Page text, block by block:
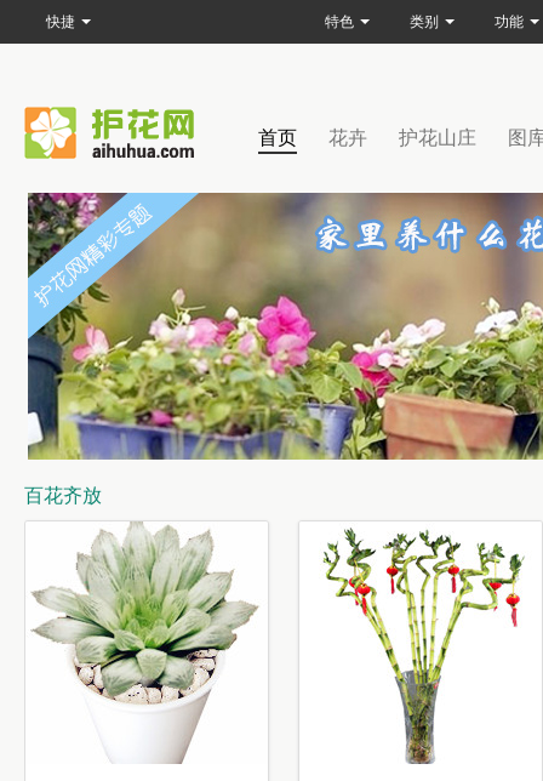
首页 花卉 护花山庄 图
百花齐放
快捷 特色 类别 功能